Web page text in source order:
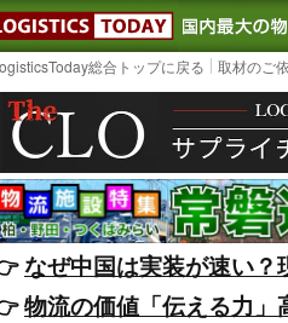
LOGISTICS
総合トップに戻る 取材のご
なぜ中国は実装が速い
物流の価値「伝える力